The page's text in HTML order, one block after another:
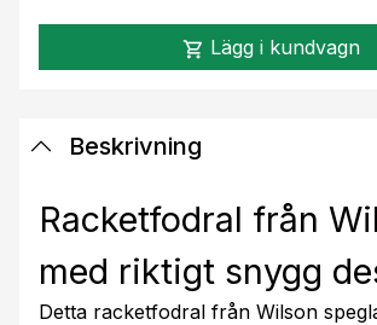
shopping_cart Lägg i kundvagn
Beskrivning
Racketfodral från
med riktigt snygg
Detta racketfodral från Wilson